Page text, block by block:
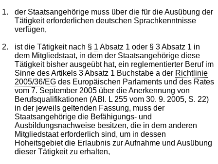
1.
der Staatsangehörige muss über die für die Ausübung der
Tätigkeit erforderlichen deutschen Sprachkenntnisse
verfügen,
2. ist die Tätigkeit nach § 1 Absatz 1 oder §3Absatz 1 in
dem Mitgliedstaat, in dem der Staatsangehörige diese
Tätigkeit bisher ausgeübt hat, ein reglementierter Beruf im
Sinne des Artikels 3 Absatz 1 Buchstabe a der Richtlinie
2005/36/EG des Europäischen Parlaments und des Rates
vom 7. September 2005 über die Anerkennung von
Berufsqualifikationen (ABl. L 255 vom 30. 9. 2005, S. 22)
in der jeweils geltenden Fassung, muss der
Staatsangehörige die Befähigungs- und
Ausbildungsnachweise besitzen, die in dem anderen
Mitgliedstaat erforderlich sind, um in dessen
Hoheitsgebiet die Erlaubnis zur Aufnahme und Ausübung
dieser Tätigkeit zu erhalten,